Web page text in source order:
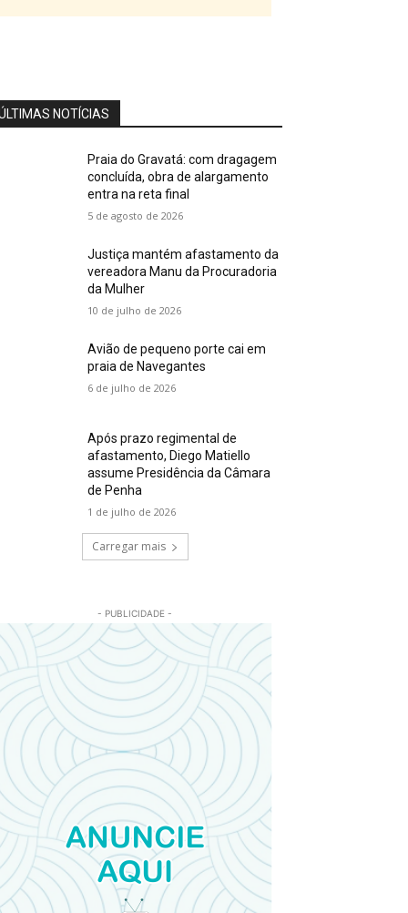
NOTÍCIAS
Praia do Gravatá: com dragagem
concluída, obra de alargamento
entra na reta final
5 de agosto de 2026
Justiça mantém afastamento da
vereadora Manu da Procuradoria
da Mulher
10 de julho de 2026
Avião de pequeno porte cai em
praia de Navegantes
6 de julho de 2026
Após prazo regimental de
afastamento, Diego Matiello
assume Presidência da Câmara
de Penha
1 de julho de 2026
Carregar mais
- PUBLICIDADE -